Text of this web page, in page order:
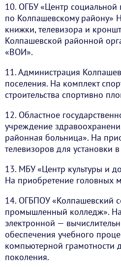
10. ОГБУ «Центр
по Колпашевскому району»
книжки, телевизора и
Колпашевской районной
«ВОИ».
11. Администрация
поселения. На комплект
строительства спортивно
12. Областное
учреждение
районная больница». На
телевизоров для установки
13. МБУ «Центр культуры и
На приобретение головных
14. ОГБПОУ «Колпашевский
промышленный колледж».
электронной —
обеспечения учебного
компьютерной грамотности
поколения.